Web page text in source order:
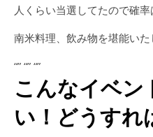
人くらい当選してたので確
南米料理、飲み物を堪能いた
“” “” “”
こんなイベン
い！どうすれ